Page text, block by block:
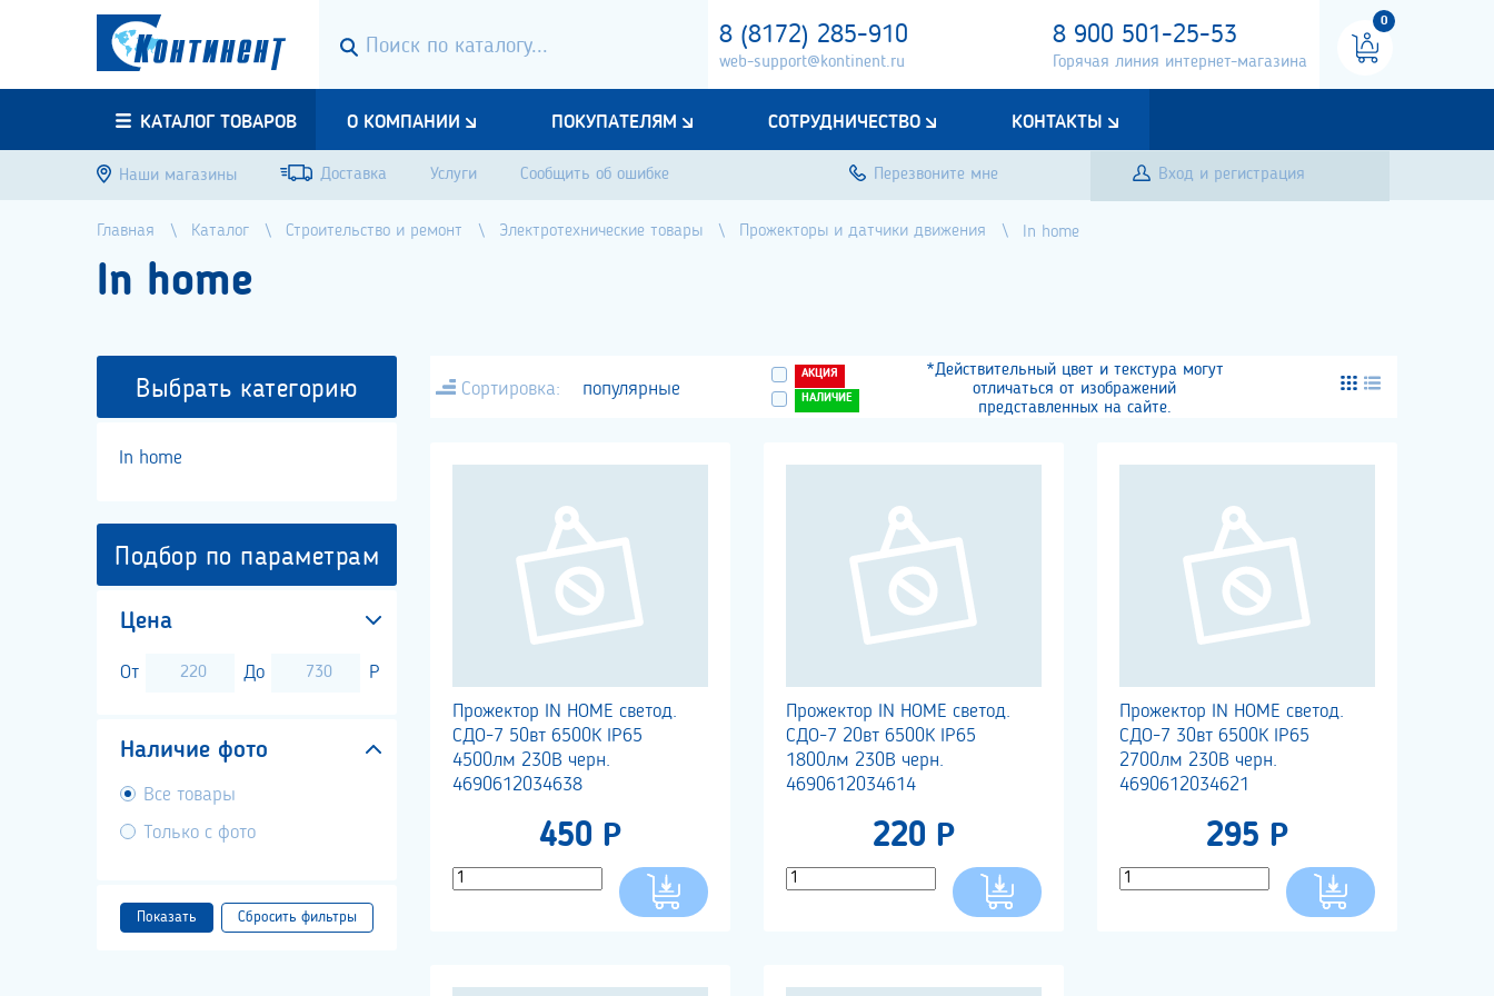
8 (8172) 285-910
web-support@kontinent.ru
8 900 501-25-53
Горячая линия интернет-магазина
0
КАТАЛОГ ТОВАРОВ О КОМПАНИИ ПОКУПАТЕЛЯМ СОТРУДНИЧЕСТВО КОНТАКТЫ
Наши магазины Доставка Услуги Сообщить об ошибке Перезвоните мне Вход и регистрация
Главная Каталог Строительство и ремонт Электротехнические товары Прожекторы и датчики движения In home
In home
Выбрать категорию
In home
Подбор по параметрам
Цена
От До Р
Наличие фото
Все товары
Только с фото
Показать
Сортировка: популярные
АКЦИЯ
НАЛИЧИЕ
*Действительный цвет и текстура могут
отличаться от изображений
представленных на сайте.
Прожектор IN HOME светод.
СДО-7 50вт 6500К IP65
4500лм 230В черн.
4690612034638
450 Р
Прожектор IN HOME светод.
СДО-7 20вт 6500К IP65
1800лм 230В черн.
4690612034614
220 Р
Прожектор IN HOME светод.
СДО-7 30вт 6500К IP65
2700лм 230В черн.
4690612034621
295 Р